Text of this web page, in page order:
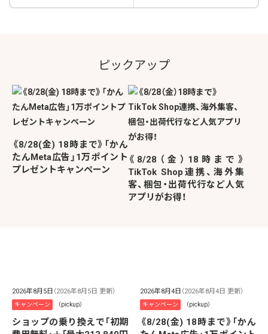
ピックアップ
《8/28(金) 18時まで》「かん
たんMeta広告」1万ポイント
プレゼントキャンペーン
《8/28（金）18時まで》
TikTok Shop連携、海外集
客、梱包・出荷代行など人気
アプリがお得！
2026年8月5日 （2026年8月5日 更新）
キャンペーン （pickup）
ショップの乗り換えで「初期
2026年8月4日 （2026年8月4日 更新）
キャンペーン （pickup）
《8/28(金) 18時まで》「かん